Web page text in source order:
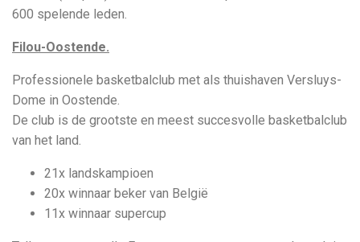
600 spelende leden.
Filou-Oostende.
Professionele basketbalclub met als thuishaven Versluys-
Dome in Oostende.
De club is de grootste en meest succesvolle basketbalclub
van het land.
21x landskampioen
20x winnaar beker van België
11x winnaar supercup